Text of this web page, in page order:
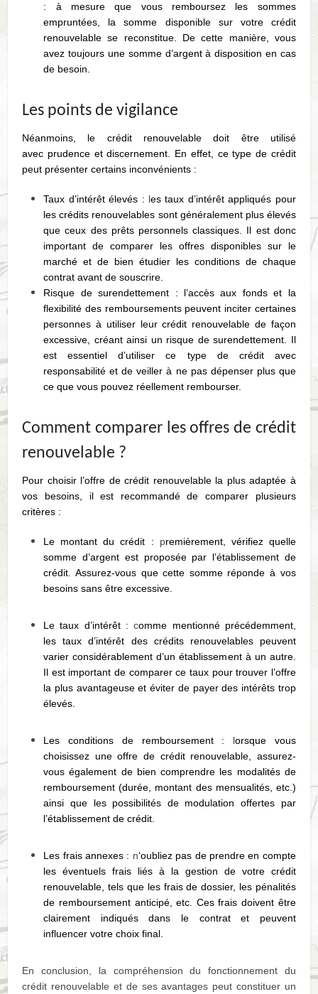
: à mesure que vous remboursez les sommes
empruntées, la somme disponible sur votre crédit
renouvelable se reconstitue. De cette manière, vous
avez toujours une somme d’argent à disposition en cas
de besoin.
Les points de vigilance
Néanmoins, le crédit renouvelable doit être utilisé
avec prudence et discernement. En effet, ce type de crédit
peut présenter certains inconvénients :
Taux d’intérêt élevés : les taux d’intérêt appliqués pour
les crédits renouvelables sont généralement plus élevés
que ceux des prêts personnels classiques. Il est donc
important de comparer les offres disponibles sur le
marché et de bien étudier les conditions de chaque
contrat avant de souscrire.
Risque de surendettement : l’accès aux fonds et la
flexibilité des remboursements peuvent inciter certaines
personnes à utiliser leur crédit renouvelable de façon
excessive, créant ainsi un risque de surendettement. Il
est essentiel d’utiliser ce type de crédit avec
responsabilité et de veiller à ne pas dépenser plus que
ce que vous pouvez réellement rembourser.
Comment comparer les offres de crédit
renouvelable ?
Pour choisir l’offre de crédit renouvelable la plus adaptée à
vos besoins, il est recommandé de comparer plusieurs
critères :
Le montant du crédit : premièrement, vérifiez quelle
somme d’argent est proposée par l’établissement de
crédit. Assurez-vous que cette somme réponde à vos
besoins sans être excessive.
Le taux d’intérêt :comme mentionné précédemment,
les taux d’intérêt des crédits renouvelables peuvent
varier considérablement d’un établissement à un autre.
Il est important de comparer ce taux pour trouver l’offre
la plus avantageuse et éviter de payer des intérêts trop
élevés.
Les conditions de remboursement : lorsque vous
choisissez une offre de crédit renouvelable, assurez-
vous également de bien comprendre les modalités de
remboursement (durée, montant des mensualités, etc.)
ainsi que les possibilités de modulation offertes par
l’établissement de crédit.
Les frais annexes : n‘oubliez pas de prendre en compte
les éventuels frais liés à la gestion de votre crédit
renouvelable, tels que les frais de dossier, les pénalités
de remboursement anticipé, etc. Ces frais doivent être
clairement indiqués dans le contrat et peuvent
influencer votre choix final.
En conclusion, la compréhension du fonctionnement du
crédit renouvelable et de ses avantages peut constituer un